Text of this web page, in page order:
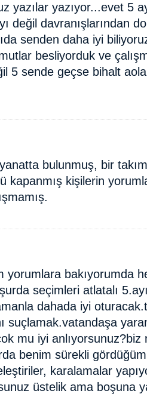
yazılar yazıyor...evet 5
değil davranışlarından
senden daha iyi
besliyorduk ve
5 sende geçse bihalt
bulunmuş, bir
kapanmış kişilerin
yorumlara bakıyorumda
seçimleri atlatalı
dahada iyi
suçlamak.vatandaşa
mu iyi anlıyorsunuz?biz
benim sürekli
karalamalar
üstelik ama boşuna